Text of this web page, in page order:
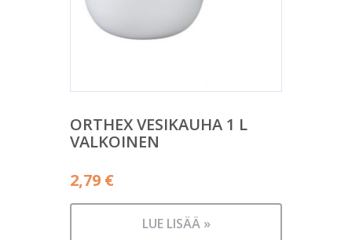
ORTHEX VESIKAUHA 1 L
VALKOINEN
2,79 €
LUE LISÄÄ »